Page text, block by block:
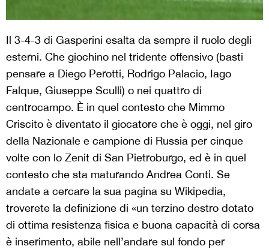
Il 3-4-3 di Gasperini esalta da sempre il ruolo degli
esterni. Che giochino nel tridente offensivo (basti
pensare a Diego Perotti, Rodrigo Palacio, Iago
Falque, Giuseppe Sculli) o nei quattro di
centrocampo. È in quel contesto che Mimmo
Criscito è diventato il giocatore che è oggi, nel giro
della Nazionale e campione di Russia per cinque
volte con lo Zenit di San Pietroburgo, ed è in quel
contesto che sta maturando Andrea Conti. Se
andate a cercare la sua pagina su Wikipedia,
troverete la definizione di «un terzino destro dotato
di ottima resistenza fisica e buona capacità di corsa
è inserimento, abile nell’andare sul fondo per